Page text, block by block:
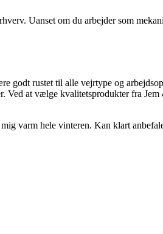
Uanset om du arbejder som
godt rustet til alle vejrtype og
Ved at vælge kvalitetsprodukter fra
varm hele vinteren. Kan klart